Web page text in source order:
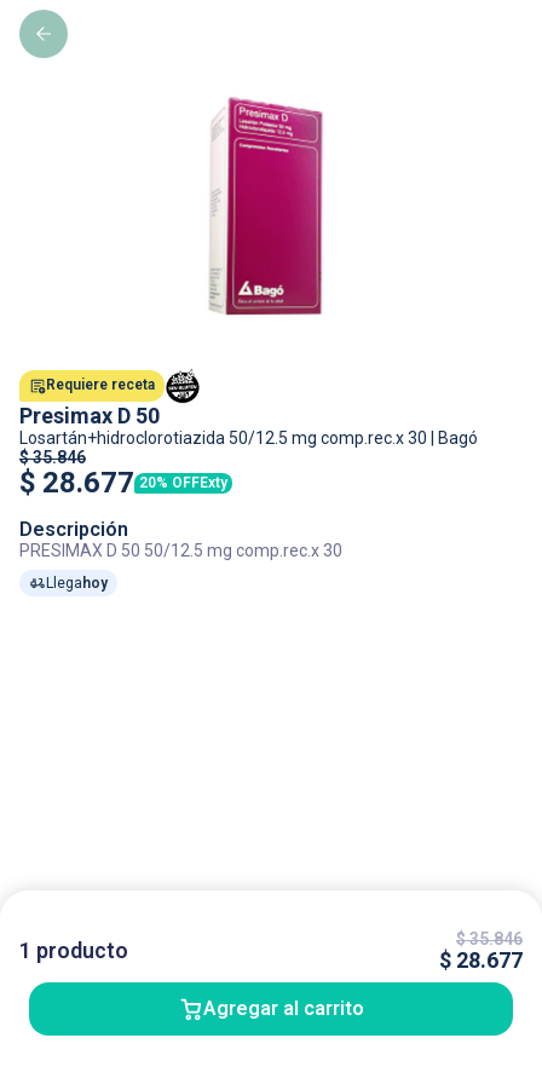
Requiere receta
Presimax D 50
Losartán+hidroclorotiazida 50/12.5 mg comp.rec.x 30
Bagó
$35.846
$ 28.677 20% OFFExty
Descripción
PRESIMAX D 50 50/12.5 mg comp.rec.x 30
Llega hoy
1 producto $35.846
$ 28.677
Agregar al carrito